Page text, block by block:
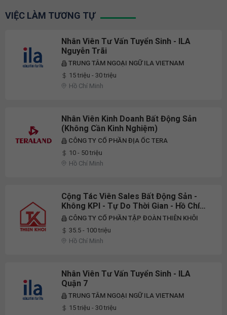
VIỆC LÀM TƯƠNG TỰ
Nhân Viên Tư Vấn Tuyển Sinh - ILA
Nguyễn Trãi
TRUNG TÂM NGOẠI NGỮ ILA VIETNAM
15 triệu - 30 triệu
Hồ Chí Minh
Nhân Viên Kinh Doanh Bất Động Sản
(Không Cần Kinh Nghiệm)
CÔNG TY CỔ PHẦN ĐỊA ỐC TERA
10 - 50 triệu
Hồ Chí Minh
Cộng Tác Viên Sales Bất Động Sản -
Không KPI - Tự Do Thời Gian - Hồ Chí
Minh - Thu Nhập Lên Tới 100 Triệu
CÔNG TY CỔ PHẦN TẬP ĐOÀN THIÊN KHÔI
35.5 - 100 triệu
Hồ Chí Minh
Nhân Viên Tư Vấn Tuyển Sinh - ILA
Quận 7
TRUNG TÂM NGOẠI NGỮ ILA VIETNAM
15 triệu - 30 triệu